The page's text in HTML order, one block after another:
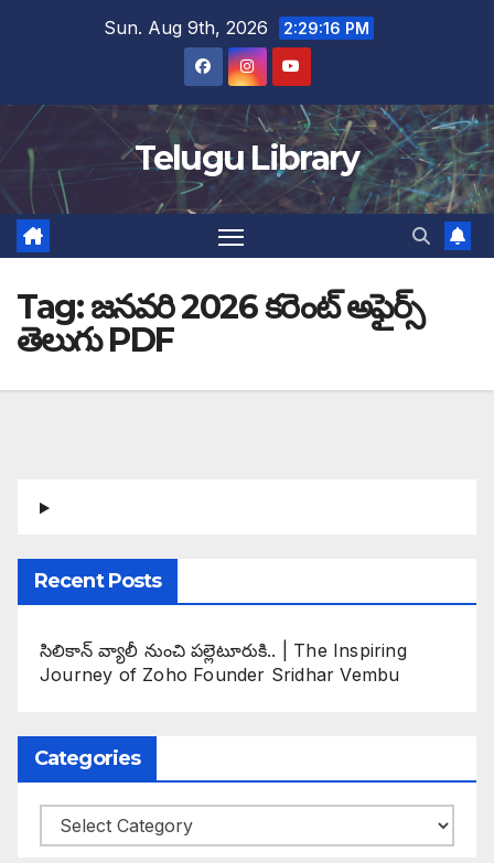
Sun. Aug 9th, 2026 2:29:17 PM
Telugu Library
Tag:జనవరి 2026 కరెంట్ అఫైర్స్
తెలుగు PDF
Recent Posts
సిలికాన్ వ్యాలీ నుంచి పల్లెటూరుకి.. | The Inspiring
Journey of Zoho Founder Sridhar Vembu
Categories
Categories